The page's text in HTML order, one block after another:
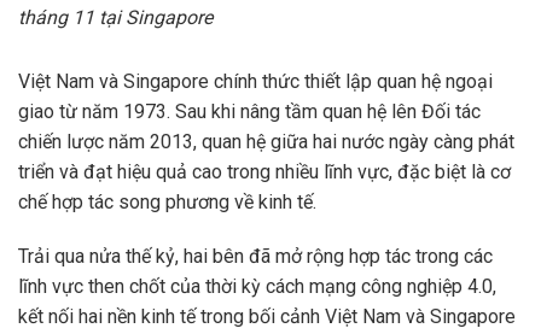
tháng 11 tại Singapore
Việt Nam và Singapore chính thức thiết lập quan hệ ngoại
giao từ năm 1973. Sau khi nâng tầm quan hệ lên Đối tác
chiến lược năm 2013, quan hệ giữa hai nước ngày càng phát
triển và đạt hiệu quả cao trong nhiều lĩnh vực, đặc biệt là cơ
chế hợp tác song phương về kinh tế.
Trải qua nửa thế kỷ, hai bên đã mở rộng hợp tác trong các
lĩnh vực then chốt của thời kỳ cách mạng công nghiệp 4.0,
kết nối hai nền kinh tế trong bối cảnh Việt Nam và Singapore